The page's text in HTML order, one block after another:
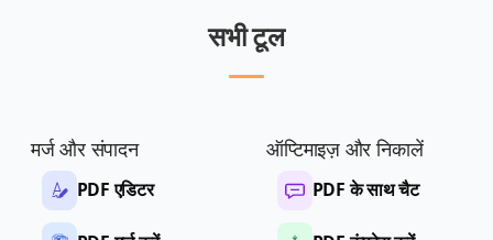
सभी टूल
मर्ज और संपादन
PDF एडिटर
ऑप्टिमाइज़ और निकालें
PDF के साथ चैट